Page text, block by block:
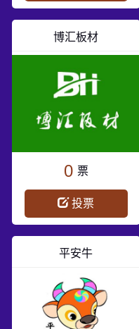
博汇板材
0 票
投票
平安牛